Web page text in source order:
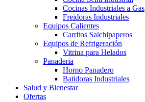
Cocinas Industriales a Gas
Freidoras Industriales
Equipos Calientes
Carritos Salchipaperos
Equipos de Refrigeración
Vitrina para Helados
Panaderia
Horno Panadero
Batidoras Industriales
Salud y Bienestar
Ofertas